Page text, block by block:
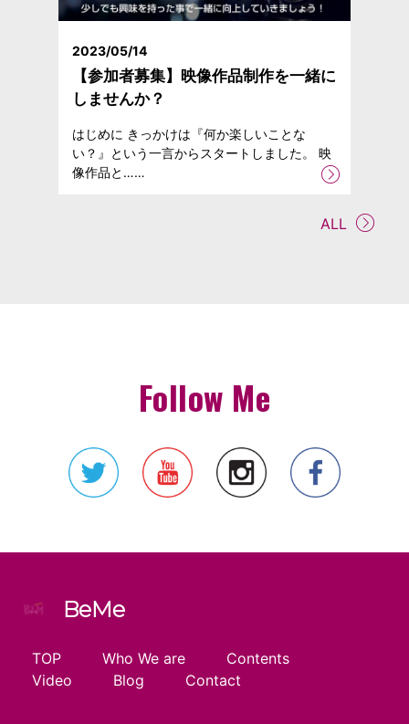
2023/05/14
【参加者募集】映像作品制作を一緒に
しませんか？
はじめに きっかけは『何か楽しいことな
い？』という一言からスタートしました。 映
像作品と……
ALL
Follow Me
BeMe
TOP Who We are
Contents
Video
Blog Contact